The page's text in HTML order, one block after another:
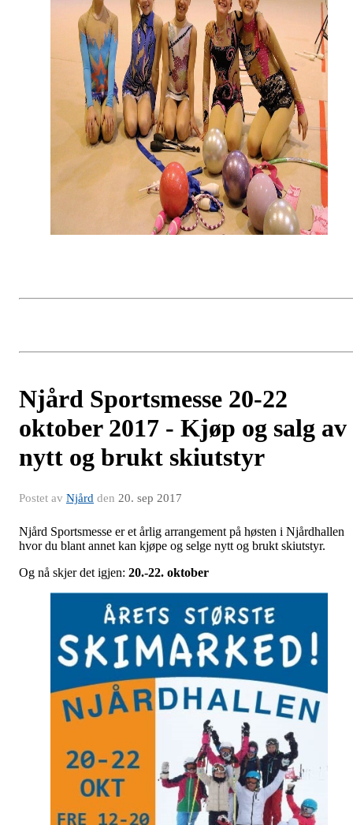
Njård Sportsmesse 20-22
oktober 2017 - Kjøp og salg av
nytt og brukt skiutstyr
Postet av Njård den 20. sep 2017
Njård Sportsmesse er et årlig arrangement på høsten i Njårdhallen
hvor du blant annet kan kjøpe og selge nytt og brukt skiutstyr.
Og nå skjer det igjen: 20.-22. oktober